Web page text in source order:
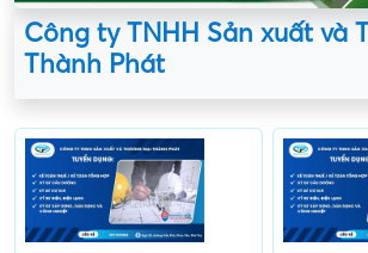
Công ty TNHH Sản xuất và
Thành Phát